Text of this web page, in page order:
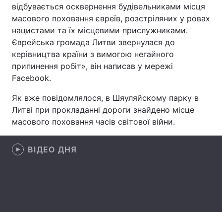
Головна Війна
Україна Політика
Економіка
відбувається осквернення будівельниками місця
масового поховання євреїв, розстріляних у ровах
нацистами та їх місцевими прислужниками.
Єврейська громада Литви звернулася до
керівництва країни з вимогою негайного
припинення робіт», він написав у мережі
Facebook.
Як вже повідомлялося, в Шяуляйскому парку в
Литві при прокладанні дороги знайдено місце
масового поховання часів світової війни.
ВІДЕО ДНЯ